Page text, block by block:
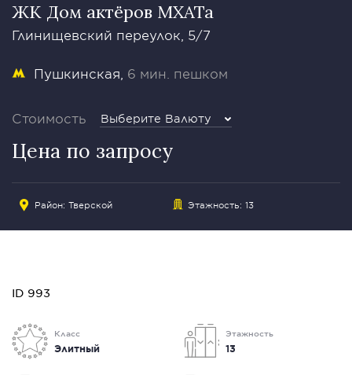
ЖК Дом актёров МХАТа
Глинищевский переулок, 5/7
Пушкинская 6 мин. пешком
Стоимость Выберите Валюту
Цена по запросу
Район: Тверской Этажность: 13
ID 993
Класс
Элитный
Этажность
13